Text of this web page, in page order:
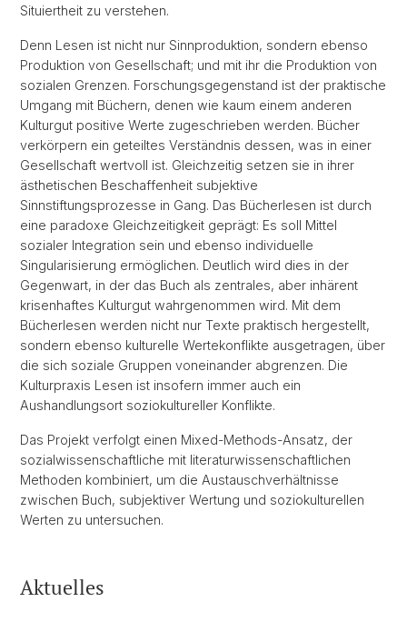
Situiertheit zu verstehen.
Denn Lesen ist nicht nur Sinnproduktion, sondern ebenso
Produktion von Gesellschaft; und mit ihr die Produktion von
sozialen Grenzen. Forschungsgegenstand ist der praktische
Umgang mit Büchern, denen wie kaum einem anderen
Kulturgut positive Werte zugeschrieben werden. Bücher
verkörpern ein geteiltes Verständnis dessen, was in einer
Gesellschaft wertvoll ist. Gleichzeitig setzen sie in ihrer
ästhetischen Beschaffenheit subjektive
Sinnstiftungsprozesse in Gang. Das Bücherlesen ist durch
eine paradoxe Gleichzeitigkeit geprägt: Es soll Mittel
sozialer Integration sein und ebenso individuelle
Singularisierung ermöglichen. Deutlich wird dies in der
Gegenwart, in der das Buch als zentrales, aber inhärent
krisenhaftes Kulturgut wahrgenommen wird. Mit dem
Bücherlesen werden nicht nur Texte praktisch hergestellt,
sondern ebenso kulturelle Wertekonflikte ausgetragen, über
die sich soziale Gruppen voneinander abgrenzen. Die
Kulturpraxis Lesen ist insofern immer auch ein
Aushandlungsort soziokultureller Konflikte.
Das Projekt verfolgt einen Mixed-Methods-Ansatz, der
sozialwissenschaftliche mit literaturwissenschaftlichen
Methoden kombiniert, um die Austauschverhältnisse
zwischen Buch, subjektiver Wertung und soziokulturellen
Werten zu untersuchen.
Aktuelles